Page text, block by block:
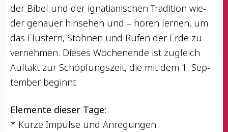
der Bibel und der igna­tia­ni­schen Tra­di­ti­on wie­
der genau­er hin­se­hen und – hören ler­nen, um
das Flüs­tern, Stöh­nen und Rufen der Erde zu
ver­neh­men. Die­ses Wochen­en­de ist zugleich
Auf­takt zur Schöp­fungs­zeit, die mit dem 1. Sep­
tem­ber beginnt.
Ele­men­te die­ser Tage:
* Kur­ze Impul­se und Anregungen